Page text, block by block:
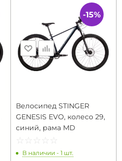
Велосипед STINGER
GENESIS EVO, колесо 29,
синий, рама MD
☆ ☆ ☆ ☆ ☆
★ ★ ★ ★ ★
В наличии - 1 шт.
-15%